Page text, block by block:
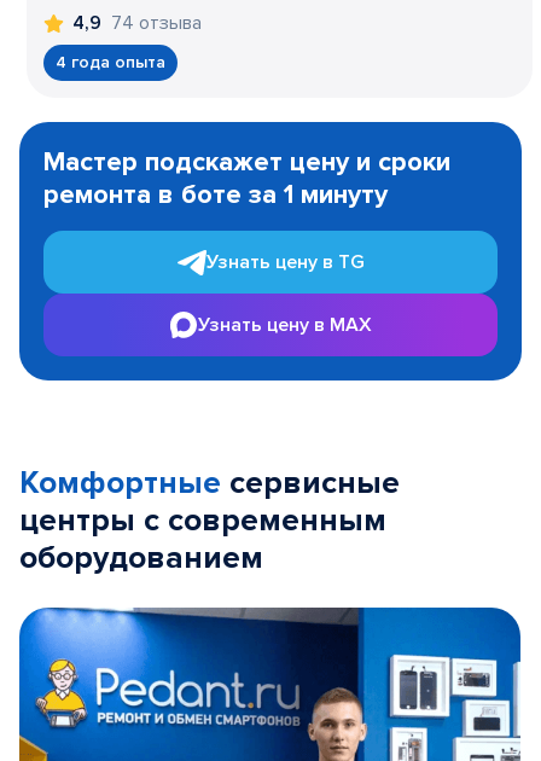
4,9 74 отзыва
4 года опыта
1
Мастер подскажет цену и сроки
ремонта в боте за 1 минуту
Узнать цену в TG
Узнать цену в MAX
Комфортные сервисные
центры с современным
оборудованием